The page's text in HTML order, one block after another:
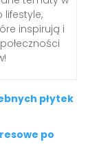
lifestyle,
inspirują i
płytek
po